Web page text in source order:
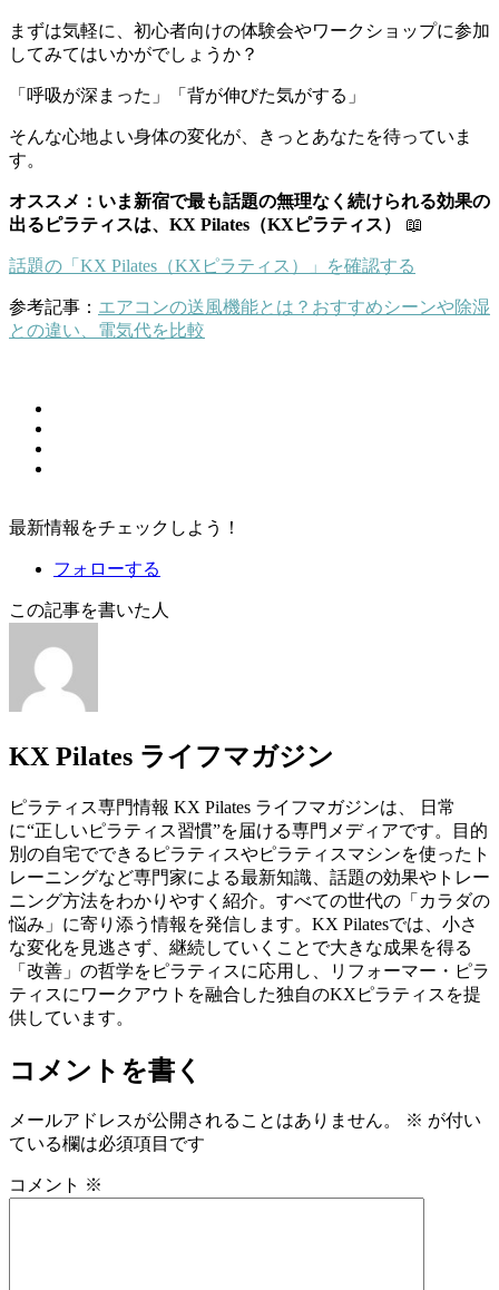
まずは気軽に、初心者向けの体験会やワークショップに参加
してみてはいかがでしょうか？
「呼吸が深まった」「背が伸びた気がする」
そんな心地よい身体の変化が、きっとあなたを待っていま
す。
オススメ：いま新宿で最も話題の無理なく続けられる効果の
出るピラティスは、KX Pilates（KXピラティス） 📖
話題の「KX Pilates（KXピラティス）」を確認する
参考記事： エアコンの送風機能とは？おすすめシーンや除湿
との違い、電気代を比較
最新情報をチェックしよう！
フォローする
この記事を書いた人
KX Pilates ライフマガジン
ピラティス専門情報 KX Pilates ライフマガジンは、 日常
に“正しいピラティス習慣”を届ける専門メディアです。目的
別の自宅でできるピラティスやピラティスマシンを使ったト
レーニングなど専門家による最新知識、話題の効果やトレー
ニング方法をわかりやすく紹介。すべての世代の「カラダの
悩み」に寄り添う情報を発信します。KX Pilatesでは、小さ
な変化を見逃さず、継続していくことで大きな成果を得る
「改善」の哲学をピラティスに応用し、リフォーマー・ピラ
ティスにワークアウトを融合した独自のKXピラティスを提
供しています。
コメントを書く
メールアドレスが公開されることはありません。 ※ が付い
ている欄は必須項目です
コメント ※